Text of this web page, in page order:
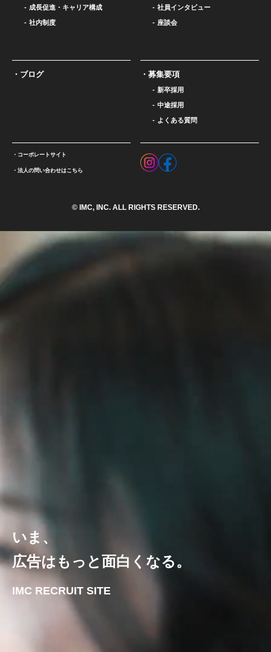
成長促進・キャリア構成
社内制度
社員インタビュー
座談会
ブログ 募集要項
新卒採用
中途採用
よくある質問
コーポレートサイト
法人の問い合わせはこちら
© IMC, INC. ALL RIGHTS RESERVED.
いま、
広告はもっと面白くなる。
IMC RECRUIT SITE